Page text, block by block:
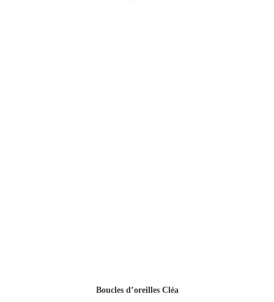
Boucles d’oreilles Cléa